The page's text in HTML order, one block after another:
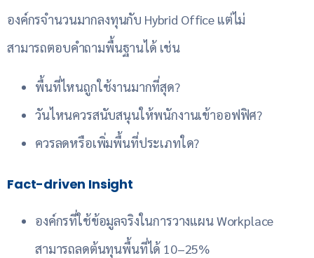
องค์กรจำนวนมากลงทุนกับ Hybrid Office แต่ไม่
สามารถตอบคำถามพื้นฐานได้ เช่น
พื้นที่ไหนถูกใช้งานมากที่สุด?
วันไหนควรสนับสนุนให้พนักงานเข้าออฟฟิศ?
ควรลดหรือเพิ่มพื้นที่ประเภทใด?
Fact-driven Insight
องค์กรที่ใช้ข้อมูลจริงในการวางแผน Workplace
สามารถลดต้นทุนพื้นที่ได้ 10–25%